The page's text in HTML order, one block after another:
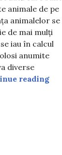
din Europa.
animale de pe
animalelor se
de mai mulți
iau în calcul
anumite
diverse
reading